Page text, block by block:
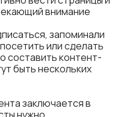
внимание
запоминали
или сделать
составить контент-
быть нескольких
заключается в